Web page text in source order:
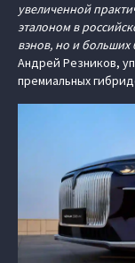
увеличенной
эталоном в
вэнов, но и больших
Андрей Резников,
премиальных